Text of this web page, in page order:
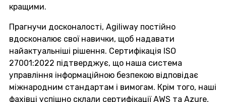
кращими.
Прагнучи досконалості, Agiliway постійно
вдосконалює свої навички, щоб надавати
найактуальніші рішення. Сертифікація ISO
27001:2022 підтверджує, що наша система
управління інформаційною безпекою відповідає
міжнародним стандартам і вимогам. Крім того, наші
фахівці успішно склали сертифікації AWS та Azure,